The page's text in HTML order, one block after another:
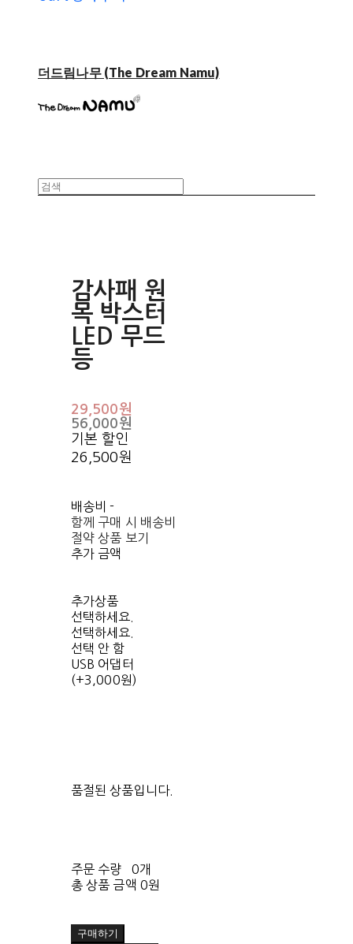
더드림나무 (The Dream Namu)
감사패 원
목 박스터
LED 무드
등
29,500원
56,000원
기본 할인
26,500원
배송비-
함께 구매 시 배송비
절약 상품 보기
추가 금액
추가상품
선택하세요.
선택하세요.
선택 안 함
USB 어댑터
(+3,000원)
품절된 상품입니다.
주문 수량
0개
총 상품 금액 0원
구매하기